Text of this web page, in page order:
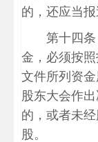
的，还应当
第十四
金，必须按
文件所列资
股东大会作
的，或者未
股。